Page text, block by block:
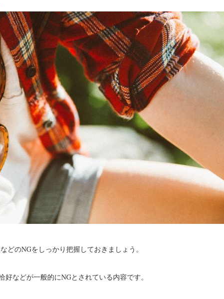
どのNGをしっかり把握しておきましょう。
好などが一般的にNGとされている内容です。